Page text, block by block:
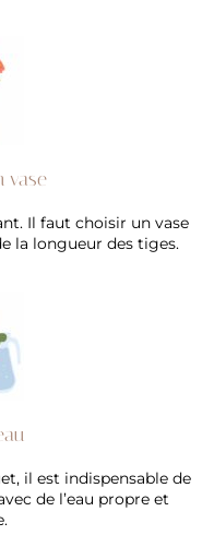
vase
Il faut choisir un vase
la longueur des tiges.
il est indispensable de
de l’eau propre et